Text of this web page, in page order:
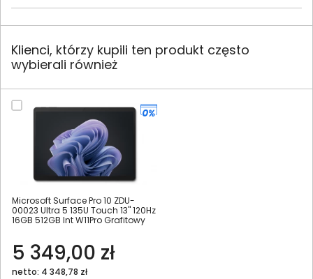
Klienci, którzy kupili ten produkt często
wybierali również
Microsoft Surface Pro 10 ZDU-
00023 Ultra 5 135U Touch 13" 120Hz
16GB 512GB Int W11Pro Grafitowy
5 349,00 zł
netto: 4 348,78 zł